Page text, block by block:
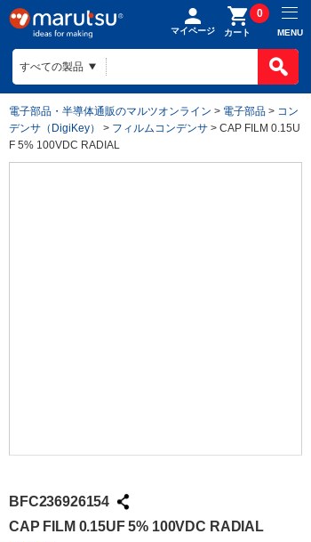
マイページ カート
0
MENU
電子部品・半導体通販のマルツオンライン > 電子部品 > コン
デンサ（DigiKey）
> フィルムコンデンサ > CAP FILM 0.15U
F 5% 100VDC RADIAL
BFC236926154
CAP FILM 0.15UF 5% 100VDC RADIAL